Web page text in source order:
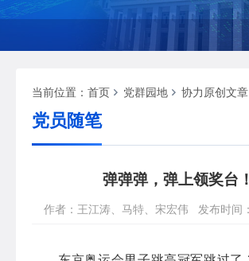
当前位置： 首页 党群园地 协力原创文章
党员随笔
弹弹弹，弹上领奖台！
作者：王江涛、马特、宋宏伟 发布时间